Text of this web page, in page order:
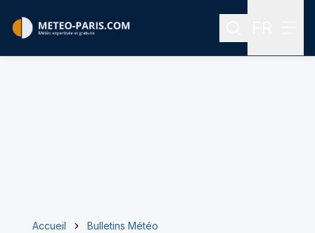
Rechercher
Accueil
Bulletins Météo